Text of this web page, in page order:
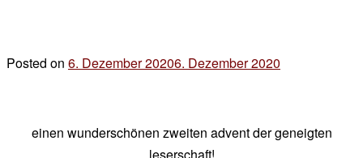
Posted on 6. Dezember 20206. Dezember 2020
einen wunderschönen zweiten advent der geneigten